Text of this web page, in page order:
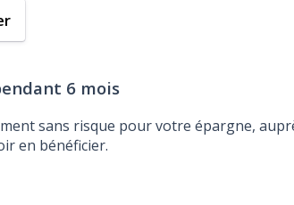
6 mois
sans risque pour votre épargne,
en bénéficier.